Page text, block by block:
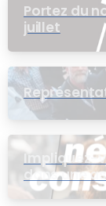
Portez du
juillet
Impliquez-
dans une